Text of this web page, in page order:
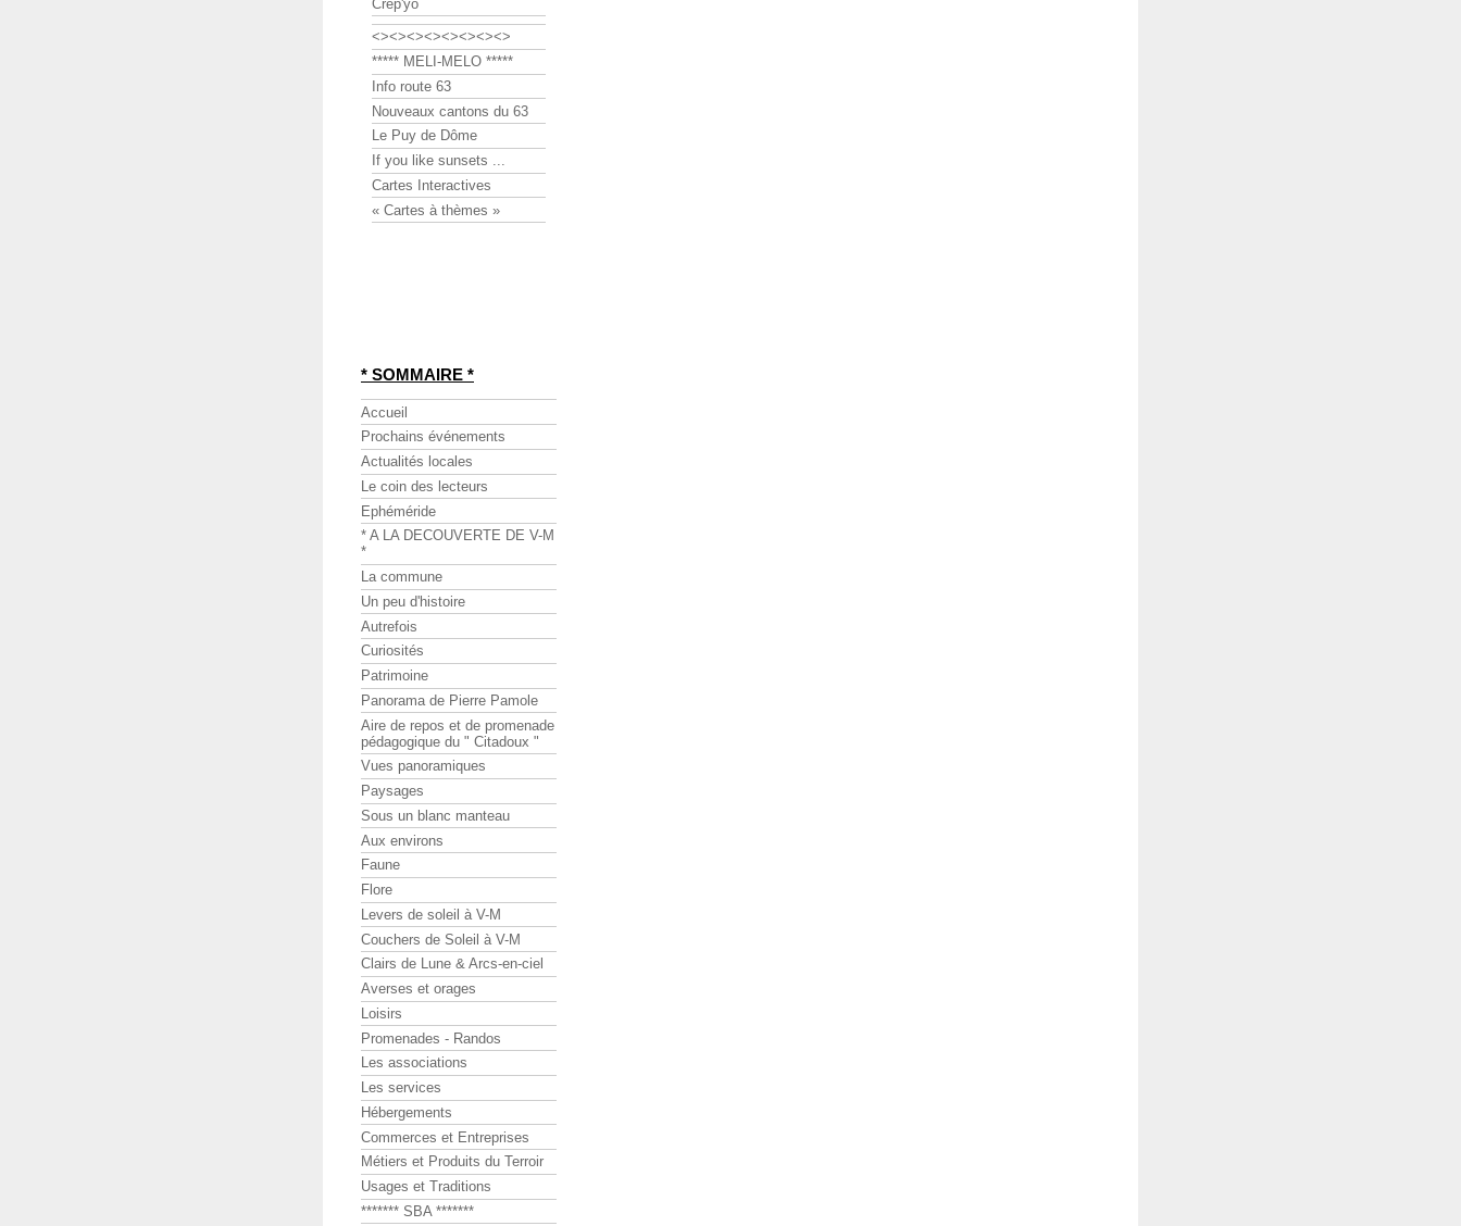
Crep'yo
<><><><><><><><>
***** MELI-MELO *****
Info route 63
Nouveaux cantons du 63
Le Puy de Dôme
If you like sunsets ...
Cartes Interactives
« Cartes à thèmes »
* SOMMAIRE *
Accueil
Prochains événements
Actualités locales
Le coin des lecteurs
Ephéméride
* A LA DECOUVERTE DE V-M
*
La commune
Un peu d'histoire
Autrefois
Curiosités
Patrimoine
Panorama de Pierre Pamole
Aire de repos et de promenade
pédagogique du " Citadoux "
Vues panoramiques
Paysages
Sous un blanc manteau
Aux environs
Faune
Flore
Levers de soleil à V-M
Couchers de Soleil à V-M
Clairs de Lune & Arcs-en-ciel
Averses et orages
Loisirs
Promenades - Randos
Les associations
Les services
Hébergements
Commerces et Entreprises
Métiers et Produits du Terroir
Usages et Traditions
******* SBA *******